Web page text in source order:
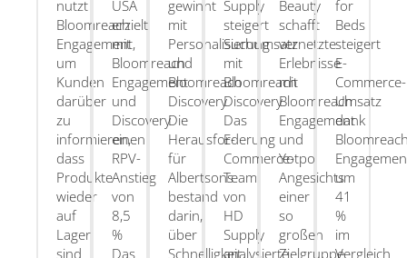
nutzt
Bloomreach
Engagement,
um
Kunden
darüber
zu
informieren,
dass
Produkte
wieder
auf
Lager
sind
USA
erzielt
mit
Bloomreach
Engagement
und
Discovery
einen
RPV-
Anstieg
von
8,5
%
Das
gewinnt
mit
Personalisierung
und
Bloomreach
Discovery
Die
Herausforderung
für
Albertsons
bestand
darin,
über
Schnelligkeit
Supply
steigert
Suchumsatz
mit
Bloomreach
Discovery
Das
E-
Commerce-
Team
von
HD
Supply
analysierte
Beauty
schafft
vernetzte
Erlebnisse
mit
Bloomreach
Engagement
und
Yotpo
Angesichts
einer
so
großen
Zielgruppe
for
Beds
steigert
E-
Commerce-
Umsatz
dank
um
41
%
im
Vergleich